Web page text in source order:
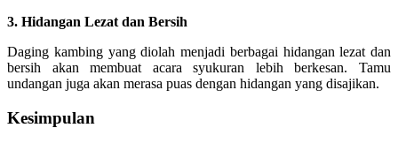
3. Hidangan Lezat dan Bersih
Daging kambing yang diolah menjadi berbagai hidangan lezat dan
bersih akan membuat acara syukuran lebih berkesan. Tamu
undangan juga akan merasa puas dengan hidangan yang disajikan.
Kesimpulan